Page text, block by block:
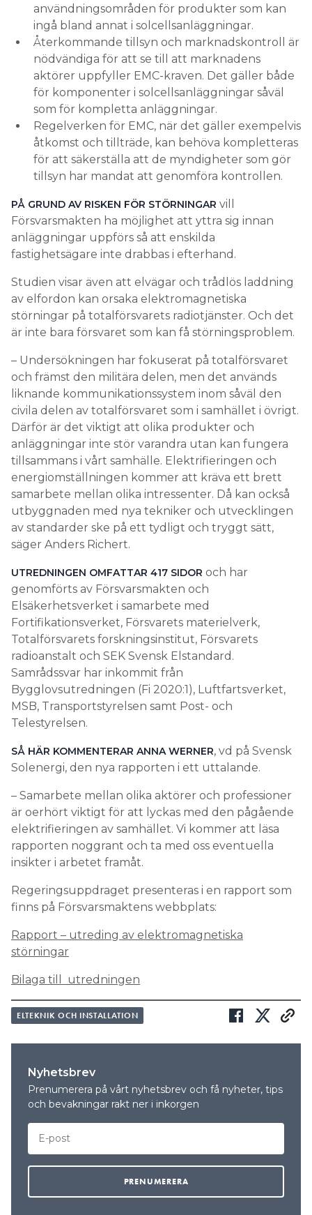
användningsområden för produkter som kan
ingå bland annat i solcellsanläggningar.
Återkommande tillsyn och marknadskontroll är
nödvändiga för att se till att marknadens
aktörer uppfyller EMC-kraven. Det gäller både
för komponenter i solcellsanläggningar såväl
som för kompletta anläggningar.
Regelverken för EMC, när det gäller exempelvis
åtkomst och tillträde, kan behöva kompletteras
för att säkerställa att de myndigheter som gör
tillsyn har mandat att genomföra kontrollen.
PÅ GRUND AV RISKEN FÖR STÖRNINGAR vill
Försvarsmakten ha möjlighet att yttra sig innan
anläggningar uppförs så att enskilda
fastighetsägare inte drabbas i efterhand.
Studien visar även att elvägar och trådlös laddning
av elfordon kan orsaka elektromagnetiska
störningar på totalförsvarets radiotjänster. Och det
är inte bara försvaret som kan få störningsproblem.
– Undersökningen har fokuserat på totalförsvaret
och främst den militära delen, men det används
liknande kommunikationssystem inom såväl den
civila delen av totalförsvaret som i samhället i övrigt.
Därför är det viktigt att olika produkter och
anläggningar inte stör varandra utan kan fungera
tillsammans i vårt samhälle. Elektrifieringen och
energiomställningen kommer att kräva ett brett
samarbete mellan olika intressenter. Då kan också
utbyggnaden med nya tekniker och utvecklingen
av standarder ske på ett tydligt och tryggt sätt,
säger Anders Richert.
UTREDNINGEN OMFATTAR 417 SIDOR och har
genomförts av Försvarsmakten och
Elsäkerhetsverket i samarbete med
Fortifikationsverket, Försvarets materielverk,
Totalförsvarets forskningsinstitut, Försvarets
radioanstalt och SEK Svensk Elstandard.
Samrådssvar har inkommit från
Bygglovsutredningen (Fi 2020:1), Luftfartsverket,
MSB, Transportstyrelsen samt Post- och
Telestyrelsen.
SÅ HÄR KOMMENTERAR ANNA WERNER, vd på Svensk
Solenergi, den nya rapporten i ett uttalande.
– Samarbete mellan olika aktörer och professioner
är oerhört viktigt för att lyckas med den pågående
elektrifieringen av samhället. Vi kommer att läsa
rapporten noggrant och ta med oss eventuella
insikter i arbetet framåt.
Regeringsuppdraget presenteras i en rapport som
finns på Försvarsmaktens webbplats:
Rapport – utreding av elektromagnetiska
störningar
Bilaga till utredningen
ELTEKNIK OCH INSTALLATION
Nyhetsbrev
Prenumerera på vårt nyhetsbrev och få nyheter, tips
och bevakningar rakt ner i inkorgen